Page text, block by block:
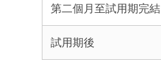
第二個月至試用期完結
試用期後